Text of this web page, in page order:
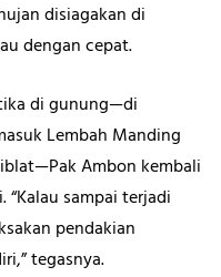
disiagakan di
dengan cepat.
di gunung—di
Lembah Manding
Ambon kembali
sampai terjadi
pendakian
tegasnya.